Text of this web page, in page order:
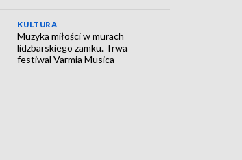
KULTURA
Muzyka miłości w murach
lidzbarskiego zamku. Trwa
festiwal Varmia Musica